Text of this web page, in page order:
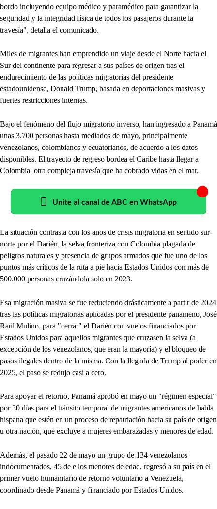
bordo incluyendo equipo médico y paramédico para garantizar la
seguridad y la integridad física de todos los pasajeros durante la
travesía", detalla el comunicado.
Miles de migrantes han emprendido un viaje desde el Norte hacia el
Sur del continente para regresar a sus países de origen tras el
endurecimiento de las políticas migratorias del presidente
estadounidense, Donald Trump, basada en deportaciones masivas y
fuertes restricciones internas.
Bajo el fenómeno del flujo migratorio inverso, han ingresado a Panamá
unas 3.700 personas hasta mediados de mayo, principalmente
venezolanos, colombianos y ecuatorianos, de acuerdo a los datos
disponibles. El trayecto de regreso bordea el Caribe hasta llegar a
Colombia, otra compleja travesía que ha cobrado vidas en el mar.
Unite al canal de ABC en WhatsApp
La situación contrasta con los años de crisis migratoria en sentido sur-
norte por el Darién, la selva fronteriza con Colombia plagada de
peligros naturales y presencia de grupos armados que fue uno de los
puntos más críticos de la ruta a pie hacia Estados Unidos con más de
500.000 personas cruzándola solo en 2023.
Esa migración masiva se fue reduciendo drásticamente a partir de 2024
tras las políticas migratorias aplicadas por el presidente panameño, José
Raúl Mulino, para "cerrar" el Darién con vuelos financiados por
Estados Unidos para aquellos migrantes que cruzasen la selva (a
excepción de los venezolanos, que eran la mayoría) y el bloqueo de
pasos ilegales dentro de la misma. Con la llegada de Trump al poder en
2025, el paso se redujo casi a cero.
Para apoyar el retorno, Panamá aprobó en mayo un "régimen especial"
por 30 días para el tránsito temporal de migrantes americanos de habla
hispana que estén en un proceso de repatriación hacia su país de origen
u otra nación, que excluye a mujeres embarazadas y menores de edad.
Además, el pasado 22 de mayo un grupo de 134 venezolanos
indocumentados, 45 de ellos menores de edad, regresó a su país en el
primer vuelo humanitario de retorno voluntario a Venezuela,
coordinado desde Panamá y financiado por Estados Unidos.